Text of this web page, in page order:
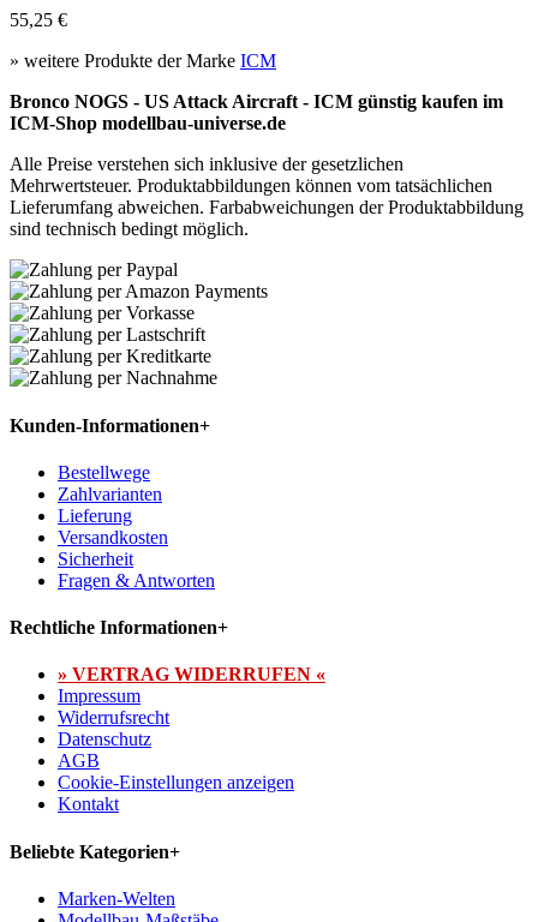
55,25 €
» weitere Produkte der Marke ICM
Bronco NOGS - US Attack Aircraft - ICM günstig kaufen im
ICM-Shop modellbau-universe.de
Alle Preise verstehen sich inklusive der gesetzlichen
Mehrwertsteuer. Produktabbildungen können vom tatsächlichen
Lieferumfang abweichen. Farbabweichungen der Produktabbildung
sind technisch bedingt möglich.
Kunden-Informationen+
Bestellwege
Zahlvarianten
Lieferung
Versandkosten
Sicherheit
Fragen & Antworten
Rechtliche Informationen+
» VERTRAG WIDERRUFEN «
Impressum
Widerrufsrecht
Datenschutz
AGB
Cookie-Einstellungen anzeigen
Kontakt
Beliebte Kategorien+
Marken-Welten